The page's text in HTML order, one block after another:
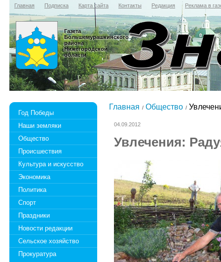
Главная Подписка Карта сайта Контакты Редакция Реклама в
Газета
Большемурашкинского
района
Нижегородской
области
Год Победы
Наши земляки
Общество
Происшествия
Культура и искусство
Экономика
Политика
Спорт
Праздники
Новости редакции
Сельское хозяйство
Прокуратура
Главная Общество
04.09.2012
Увлечения: